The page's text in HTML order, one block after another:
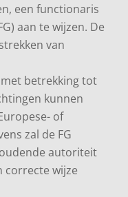
een functionaris
aan te wijzen. De
van
betrekking tot
kunnen
of
zal de FG
autoriteit
correcte wijze